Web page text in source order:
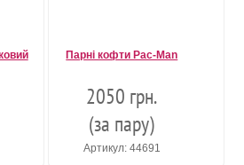
Парні кофти Pac-Man
2050 грн.
(за пару)
Артикул: 44691